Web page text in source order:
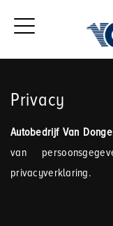
Privacy
Autobedrijf Van
van
privacyverklaring.